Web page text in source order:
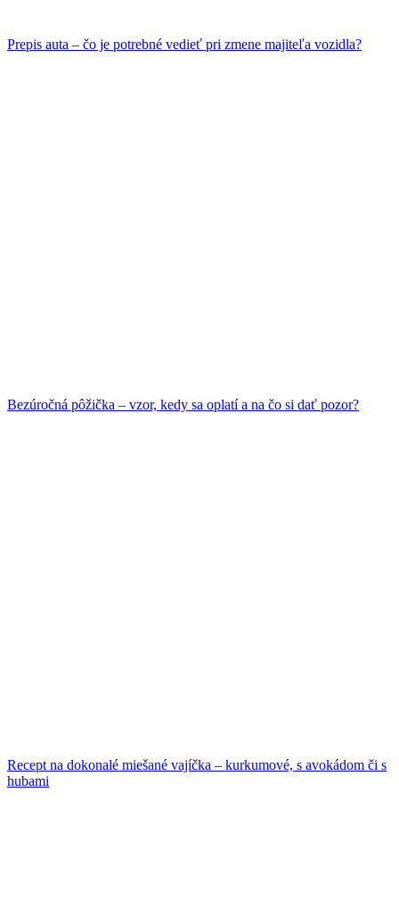
Prepis auta – čo je potrebné vedieť pri zmene majiteľa vozidla?
Bezúročná pôžička – vzor, kedy sa oplatí a na čo si dať pozor?
Recept na dokonalé miešané vajíčka – kurkumové, s avokádom či s
hubami